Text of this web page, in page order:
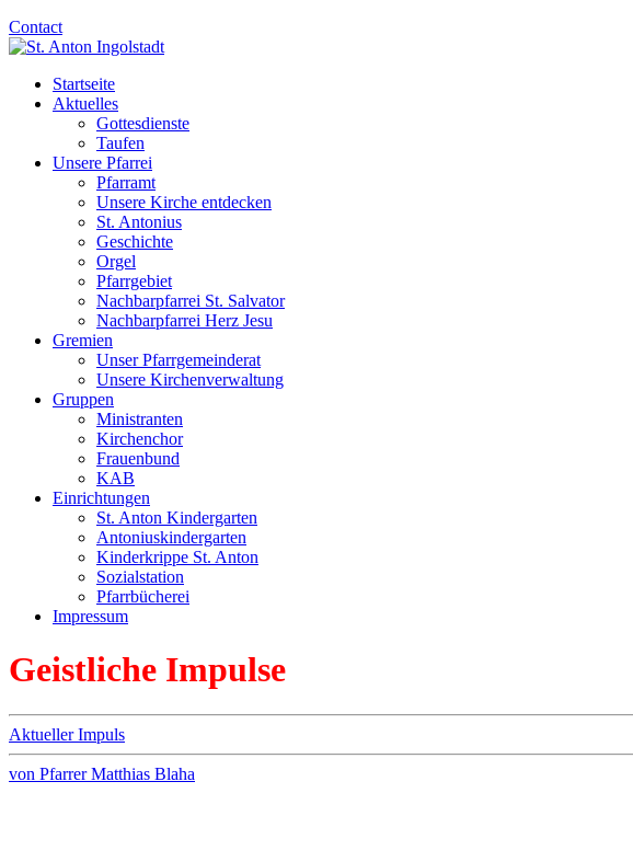
Contact
Startseite
Aktuelles
Gottesdienste
Taufen
Unsere Pfarrei
Pfarramt
Unsere Kirche entdecken
St. Antonius
Geschichte
Orgel
Pfarrgebiet
Nachbarpfarrei St. Salvator
Nachbarpfarrei Herz Jesu
Gremien
Unser Pfarrgemeinderat
Unsere Kirchenverwaltung
Gruppen
Ministranten
Kirchenchor
Frauenbund
KAB
Einrichtungen
St. Anton Kindergarten
Antoniuskindergarten
Kinderkrippe St. Anton
Sozialstation
Pfarrbücherei
Impressum
Geistliche Impulse
Aktueller Impuls
von Pfarrer Matthias Blaha